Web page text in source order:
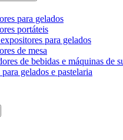
para gelados
portáteis
para gelados
de mesa
de bebidas e máquinas de
gelados e pastelaria